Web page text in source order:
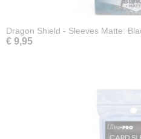
Dragon Shield - Sleeves Matte:
€ 9,95